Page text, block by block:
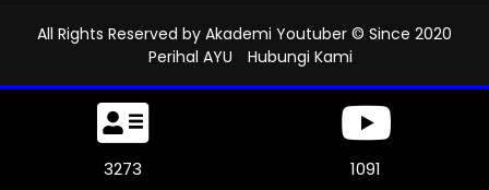
All Rights Reserved by Akademi Youtuber © Since 2020
Perihal AYU
Hubungi Kami
3738 1245